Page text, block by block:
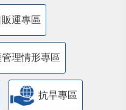
運專區
理情形專區
抗旱專區